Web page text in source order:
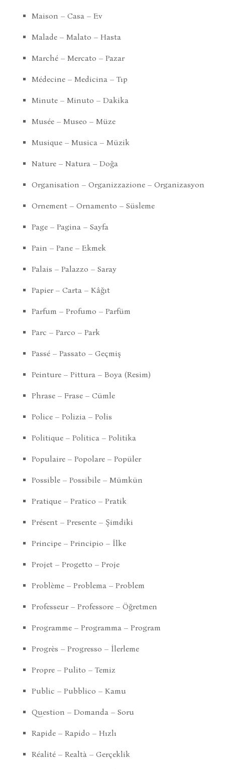
Maison – Casa – Ev
Malade – Malato – Hasta
Marché – Mercato – Pazar
Médecine – Medicina – Tıp
Minute – Minuto – Dakika
Musée – Museo – Müze
Musique – Musica – Müzik
Nature – Natura – Doğa
Organisation – Organizzazione – Organizasyon
Ornement – Ornamento – Süsleme
Page – Pagina – Sayfa
Pain – Pane – Ekmek
Palais – Palazzo – Saray
Papier – Carta – Kâğıt
Parfum – Profumo – Parfüm
Parc – Parco – Park
Passé – Passato – Geçmiş
Peinture – Pittura – Boya (Resim)
Phrase – Frase – Cümle
Police – Polizia – Polis
Politique – Politica – Politika
Populaire – Popolare – Popüler
Possible – Possibile – Mümkün
Pratique – Pratico – Pratik
Présent – Presente – Şimdiki
Principe – Principio – İlke
Projet – Progetto – Proje
Problème – Problema – Problem
Professeur – Professore – Öğretmen
Programme – Programma – Program
Progrès – Progresso – İlerleme
Propre – Pulito – Temiz
Public – Pubblico – Kamu
Question – Domanda – Soru
Rapide – Rapido – Hızlı
Réalité – Realtà – Gerçeklik